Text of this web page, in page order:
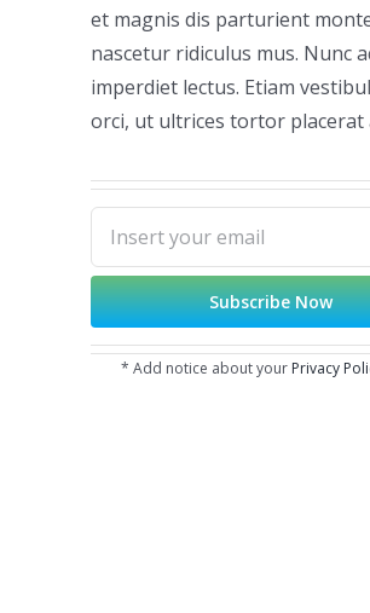
et magnis dis parturient
nascetur ridiculus mus. Nunc
imperdiet lectus. Etiam
orci, ut ultrices tortor placerat
* Add notice about your Privacy